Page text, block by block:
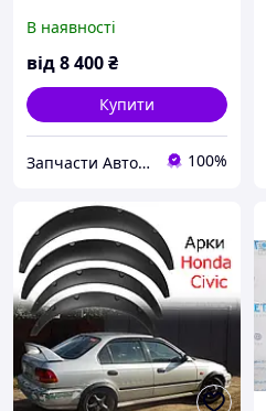
В наявності
від8 400₴
Купити
Запчасти Автомаркет™ 100%